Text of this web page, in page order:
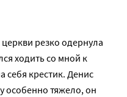
резко одернула
ходить со мной к
себя крестик. Денис
особенно тяжело, он